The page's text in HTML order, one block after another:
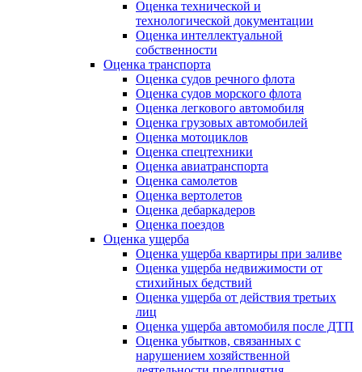
Оценка технической и
технологической документации
Оценка интеллектуальной
собственности
Оценка транспорта
Оценка судов речного флота
Оценка судов морского флота
Оценка легкового автомобиля
Оценка грузовых автомобилей
Оценка мотоциклов
Оценка спецтехники
Оценка авиатранспорта
Оценка самолетов
Оценка вертолетов
Оценка дебаркадеров
Оценка поездов
Оценка ущерба
Оценка ущерба квартиры при заливе
Оценка ущерба недвижимости от
стихийных бедствий
Оценка ущерба от действия третьих
лиц
Оценка ущерба автомобиля после ДТП
Оценка убытков, связанных с
нарушением хозяйственной